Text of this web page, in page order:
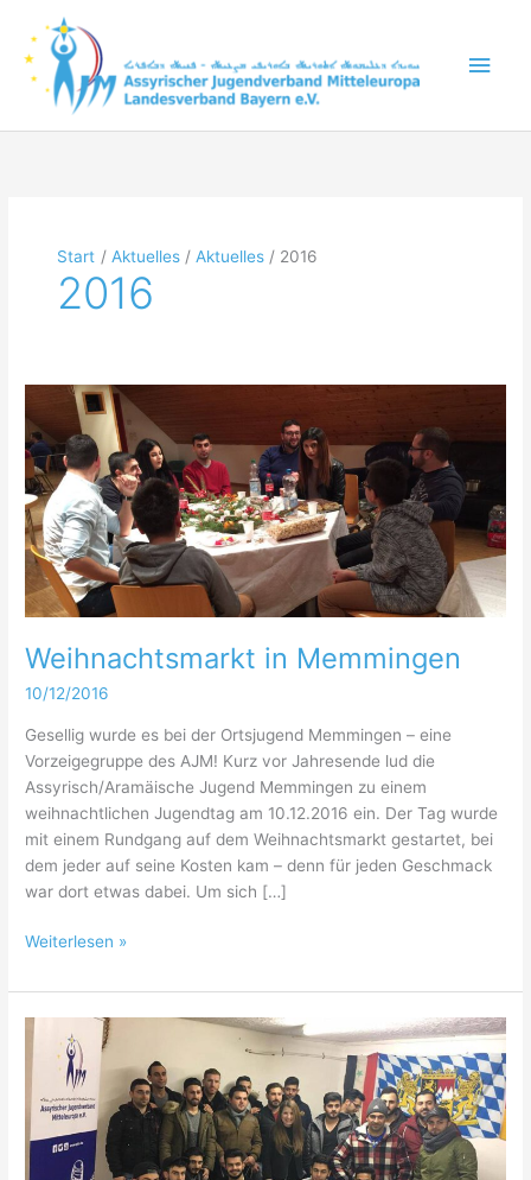
Inhalt
springen
Start Aktuelles Aktuelles 2016
2016
Weihnachtsmarkt in Memmingen
10/12/2016
Gesellig wurde es bei der Ortsjugend Memmingen – eine
Vorzeigegruppe des AJM! Kurz vor Jahresende lud die
Assyrisch/Aramäische Jugend Memmingen zu einem
weihnachtlichen Jugendtag am 10.12.2016 ein. Der Tag wurde
mit einem Rundgang auf dem Weihnachtsmarkt gestartet, bei
dem jeder auf seine Kosten kam – denn für jeden Geschmack
war dort etwas dabei. Um sich […]
Weihnachtsmarkt
Memmingen
Weiterlesen »